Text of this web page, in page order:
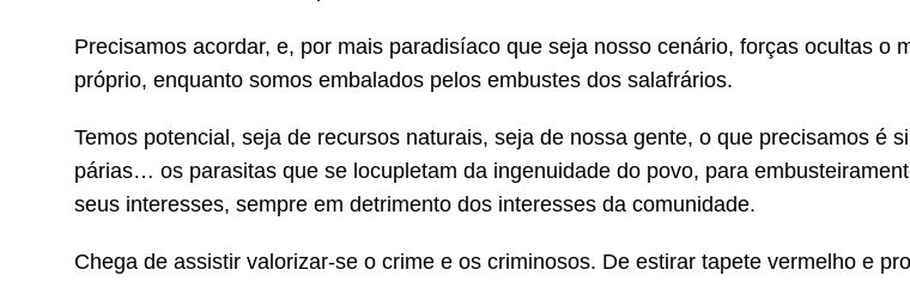
Precisamos acordar, e, por mais paradisíaco que seja nosso cenário, forças ocultas o
próprio, enquanto somos embalados pelos embustes dos salafrários.
Temos potencial, seja de recursos naturais, seja de nossa gente, o que precisamos é
párias… os parasitas que se locupletam da ingenuidade do povo, para
seus interesses, sempre em detrimento dos interesses da comunidade.
Chega de assistir valorizar-se o crime e os criminosos. De estirar tapete vermelho e